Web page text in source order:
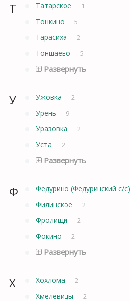
Т Татарское 1
Тонкино 5
Тарасиха 2
Тоншаево 5
Развернуть
У Ужовка 2
Урень 9
Уразовка 2
Уста 2
Развернуть
Ф Федурино (Федуринский с/с)
Филинское 2
Фролищи 2
Фокино 2
Развернуть
Х Хохлома 2
Хмелевицы 2